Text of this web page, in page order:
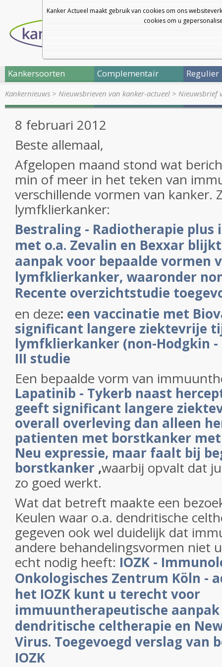
Kanker Actueel maakt gebruik van cookies om ons
cookies om u
Kankersoorten Complementair Regulier
Kankernieuws > Nieuwsbrieven van kanker-actueel > Nieuwsbrief
8 februari 2012
Beste allemaal,
Afgelopen maand stond wat
min of meer in het teken van
verschillende vormen van kanker.
lymfklierkanker:
Bestraling - Radiotherapie
met o.a. Zevalin en Bexxar
aanpak voor bepaalde vormen
lymfklierkanker, waaronder
Recente overzichtstudie
en deze: een vaccinatie met
significant langere ziektevrije
lymfklierkanker (non-Hodgkin
III studie
Een bepaalde vorm van
Lapatinib - Tykerb naast
geeft significant langere
overall overleving dan alleen
patienten met borstkanker
Neu expressie, maar faalt bij
borstkanker ,waarbij opvalt dat
zo goed werkt.
Wat dat betreft maakte een
Keulen waar o.a. dendritische
gegeven ook wel duidelijk dat
andere behandelingsvormen niet
echt nodig heeft: IOZK -
Onkologisches Zentrum Köln -
het IOZK kunt u terecht voor
immuuntherapeutische
dendritische celtherapie en
Virus. Toegevoegd verslag van
IOZK